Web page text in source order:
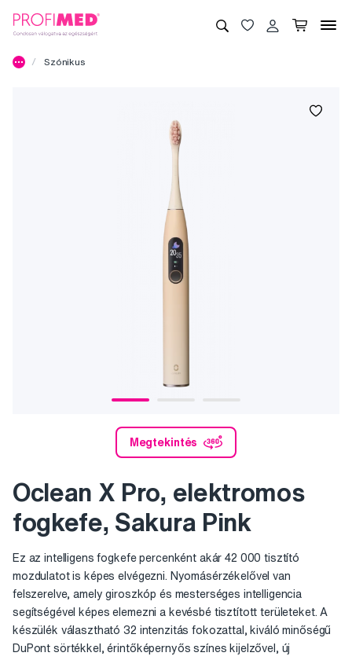
Szónikus
Megtekintés
Oclean X Pro, elektromos
fogkefe, Sakura Pink
Ez az intelligens fogkefe percenként akár 42 000 tisztító
mozdulatot is képes elvégezni. Nyomásérzékelővel van
felszerelve, amely giroszkóp és mesterséges intelligencia
segítségével képes elemezni a kevésbé tisztított területeket. A
készülék választható 32 intenzitás fokozattal, kiváló minőségű
DuPont sörtékkel, érintőképernyős színes kijelzővel, új